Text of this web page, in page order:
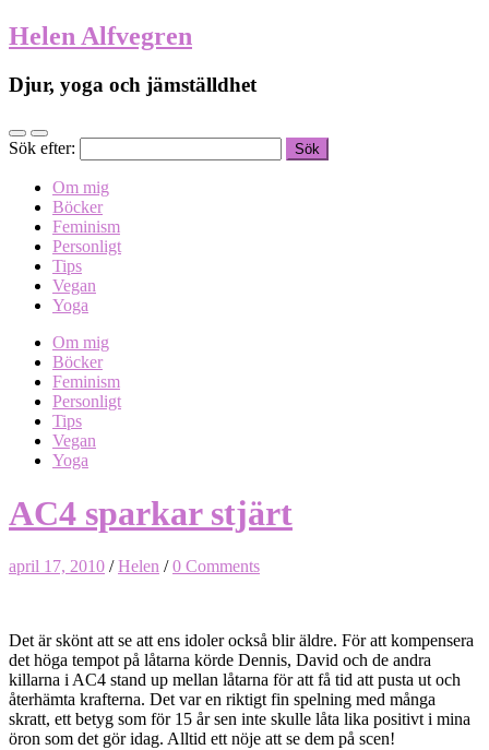
Helen Alfvegren
Djur, yoga och jämställdhet
Sök efter:
Om mig
Böcker
Feminism
Personligt
Tips
Vegan
Yoga
Om mig
Böcker
Feminism
Personligt
Tips
Vegan
Yoga
AC4 sparkar stjärt
april 17, 2010 /Helen /0 Comments
Det är skönt att se att ens idoler också blir äldre. För att kompensera
det höga tempot på låtarna körde Dennis, David och de andra
killarna i AC4 stand up mellan låtarna för att få tid att pusta ut och
återhämta krafterna. Det var en riktigt fin spelning med många
skratt, ett betyg som för 15 år sen inte skulle låta lika positivt i mina
öron som det gör idag. Alltid ett nöje att se dem på scen!